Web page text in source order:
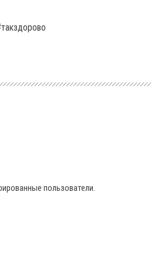
пользователи.